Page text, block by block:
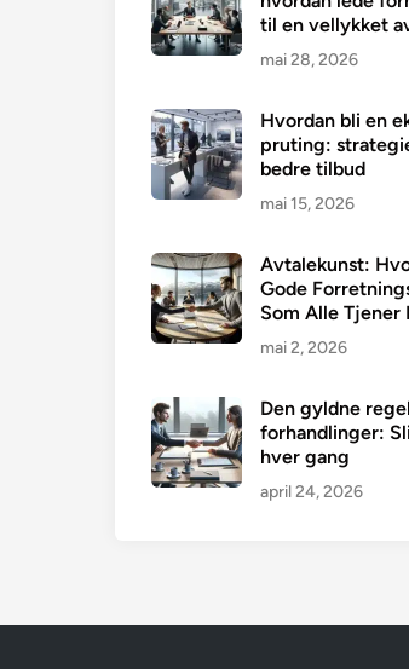
til en vellykket
mai 28, 2026
Hvordan bli en
pruting:
bedre tilbud
mai 15, 2026
Avtalekunst:
Gode
Som Alle Tjener
mai 2, 2026
Den gyldne
forhandlinger:
hver gang
april 24, 2026